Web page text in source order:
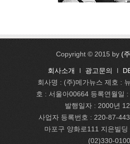
Copyright © 2015 by (
회사소개 l 광고문의 l
회사명 : (주)메가뉴스 제호 :
호 : 서울아00664 등록연월일
발행일자 : 2000년
사업자 등록번호 : 220-87-
마포구 양화로111 지은빌
(02)330-0100